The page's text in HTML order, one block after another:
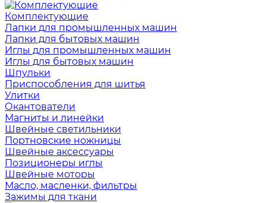
Комплектующие
Лапки для промышленных машин
Лапки для бытовых машин
Иглы для промышленных машин
Иглы для бытовых машин
Шпульки
Приспособления для шитья
Улитки
Окантователи
Магниты и линейки
Швейные светильники
Портновские ножницы
Швейные аксессуары
Позиционеры иглы
Швейные моторы
Масло, масленки, фильтры
Зажимы для ткани